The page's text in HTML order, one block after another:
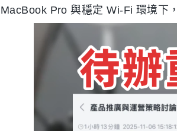
MacBook Pro 與穩定 Wi-Fi 環境下